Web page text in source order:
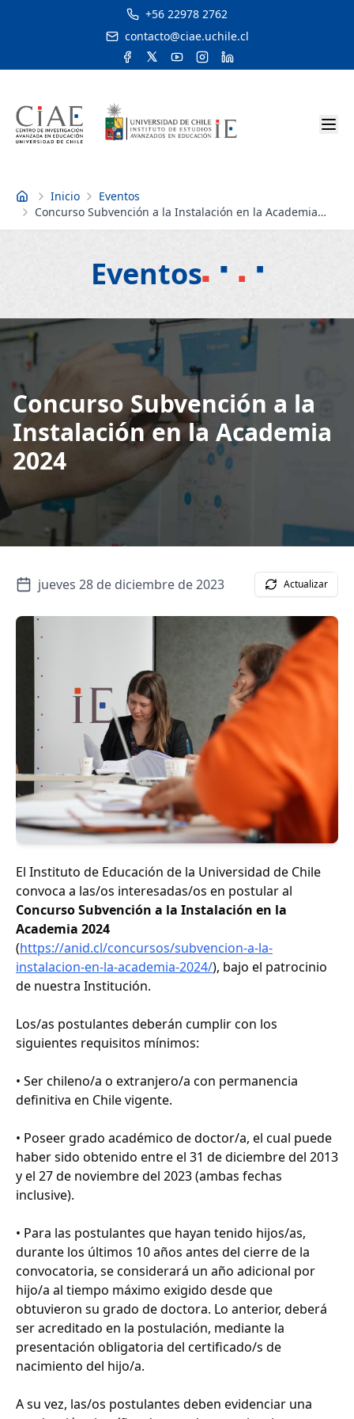
+56 22978 2762
contacto@ciae.uchile.cl
Inicio Inicio
Eventos
Concurso Subvención a la Instalación en la Academia
2024
Eventos
Concurso Subvención a la
Instalación en la Academia
2024
jueves 28 de diciembre de 2023 Actualizar
El Instituto de Educación de la Universidad de Chile
convoca a las/os interesadas/os en postular al
Concurso Subvención a la Instalación en la
Academia 2024
(https://anid.cl/concursos/subvencion-a-la-
instalacion-en-la-academia-2024/), bajo el patrocinio
de nuestra Institución.
Los/as postulantes deberán cumplir con los
siguientes requisitos mínimos:
• Ser chileno/a o extranjero/a con permanencia
definitiva en Chile vigente.
• Poseer grado académico de doctor/a, el cual puede
haber sido obtenido entre el 31 de diciembre del 2013
y el 27 de noviembre del 2023 (ambas fechas
inclusive).
• Para las postulantes que hayan tenido hijos/as,
durante los últimos 10 años antes del cierre de la
convocatoria, se considerará un año adicional por
hijo/a al tiempo máximo exigido desde que
obtuvieron su grado de doctora. Lo anterior, deberá
ser acreditado en la postulación, mediante la
presentación obligatoria del certificado/s de
nacimiento del hijo/a.
A su vez, las/os postulantes deben evidenciar una